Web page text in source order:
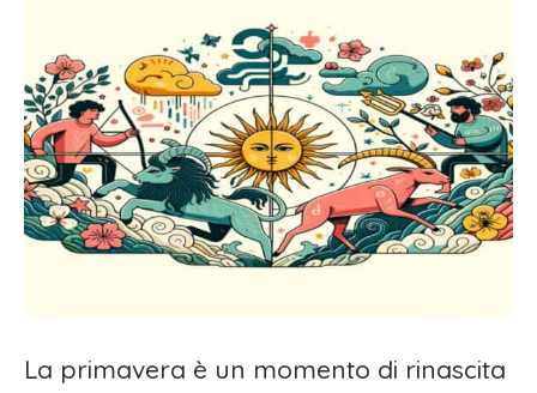
La primavera è un momento di rinascita